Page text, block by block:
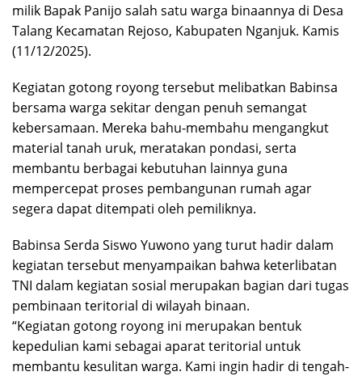
milik Bapak Panijo salah satu warga binaannya di Desa
Talang Kecamatan Rejoso, Kabupaten Nganjuk. Kamis
(11/12/2025).
Kegiatan gotong royong tersebut melibatkan Babinsa
bersama warga sekitar dengan penuh semangat
kebersamaan. Mereka bahu-membahu mengangkut
material tanah uruk, meratakan pondasi, serta
membantu berbagai kebutuhan lainnya guna
mempercepat proses pembangunan rumah agar
segera dapat ditempati oleh pemiliknya.
Babinsa Serda Siswo Yuwono yang turut hadir dalam
kegiatan tersebut menyampaikan bahwa keterlibatan
TNI dalam kegiatan sosial merupakan bagian dari tugas
pembinaan teritorial di wilayah binaan.
“Kegiatan gotong royong ini merupakan bentuk
kepedulian kami sebagai aparat teritorial untuk
membantu kesulitan warga. Kami ingin hadir di tengah-